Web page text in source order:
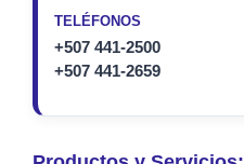
TELÉFONOS
+507 441-2500
+507 441-2659